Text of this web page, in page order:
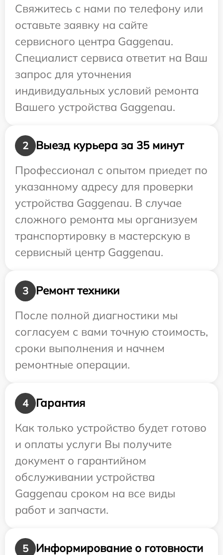
Свяжитесь с нами по телефону или
оставьте заявку на сайте
сервисного центра Gaggenau.
Специалист сервиса ответит на Ваш
запрос для уточнения
индивидуальных условий ремонта
Вашего устройства Gaggenau.
2
Выезд курьера за 35 минут
Профессионал с опытом приедет по
указанному адресу для проверки
устройства Gaggenau. В случае
сложного ремонта мы организуем
транспортировку в мастерскую в
сервисный центр Gaggenau.
3
Ремонт техники
После полной диагностики мы
согласуем с вами точную стоимость,
сроки выполнения и начнем
ремонтные операции.
4
Гарантия
Как только устройство будет готово
и оплаты услуги Вы получите
документ о гарантийном
обслуживании устройства
Gaggenau сроком на все виды
работ и запчасти.
5
Информирование о готовности